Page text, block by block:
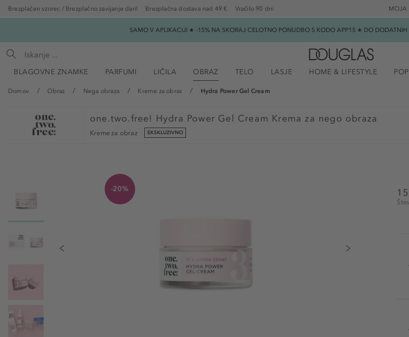
Brezplačen vzorec / Brezplačno zavijanje daril Brezplačna dostava nad 49 € Vračilo 90 dni MOJA
SAMO V APLIKACIJI ★ -15% NA SKORAJ CELOTNO PONUDBO S KODO APP15 ★ DO
BLAGOVNE ZNAMKE PARFUMI LIČILA OBRAZ TELO LASJE HOME & LIFESTYLE
Domov Obraz Nega obraza Kreme za obraz Hydra Power Gel Cream
one.two.free! Hydra Power Gel Cream Krema za nego obraza
Kreme za obraz EKSKLUZIVNO
-20%